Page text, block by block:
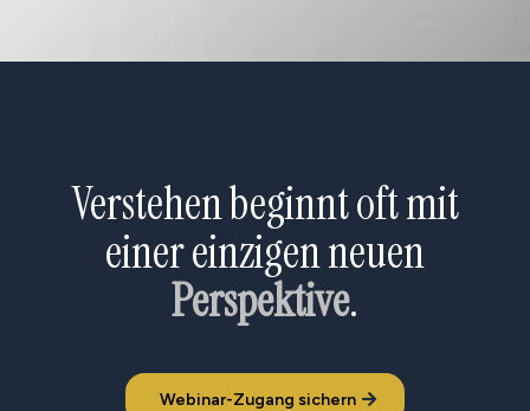
Verstehen beginnt oft mit
einer einzigen neuen
Perspektive.
Webinar-Zugang sichern